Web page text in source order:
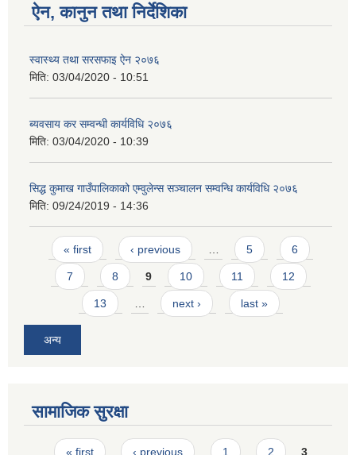
ऐन, कानुन तथा निर्देशिका
स्वास्थ्य तथा सरसफाइ ऐन २०७६
मिति: 03/04/2020 - 10:51
ब्यवसाय कर सम्वन्धी कार्यविधि २०७६
मिति: 03/04/2020 - 10:39
सिद्ध कुमाख गाउँपालिकाको एम्वुलेन्स सञ्चालन सम्वन्धि कार्यविधि २०७६
मिति: 09/24/2019 - 14:36
Pages
« first ‹ previous 5 6
7 8 9 10 11 12
13 next › last »
अन्य
सामाजिक सुरक्षा
« first ‹ previous 1 2 3